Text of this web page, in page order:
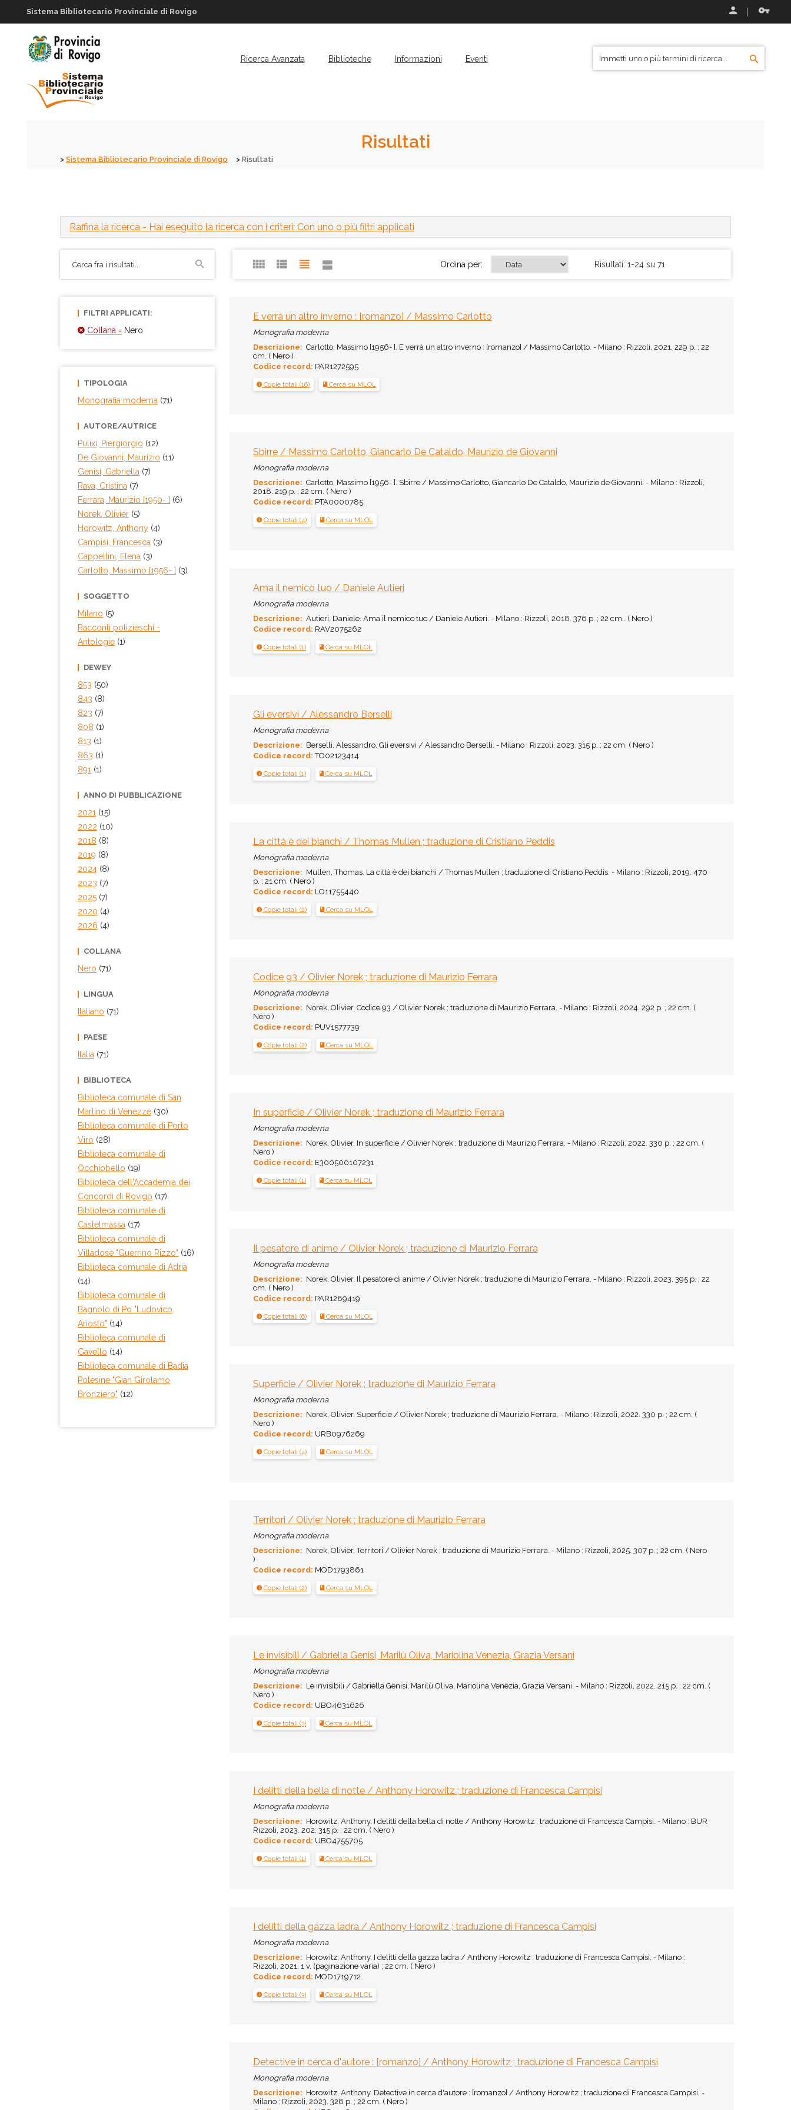
Sistema Bibliotecario Provinciale di Rovigo
Ricerca Avanzata Biblioteche Informazioni Eventi
Risultati
Sistema Bibliotecario Provinciale di Rovigo Risultati
Raffina la ricerca - Hai eseguito la ricerca con i criteri: Con uno o più filtri applicati
Ordina per: Risultati: 1-24 su 71
E verrà un altro inverno : [romanzo] / Massimo Carlotto
Monografia moderna
Descrizione: Carlotto, Massimo [1956- ]. E verrà un altro inverno : [romanzo] / Massimo Carlotto. - Milano : Rizzoli, 2021. 229 p. ; 22
cm. ( Nero )
Codice record: PAR1272595
Copie totali (16) Cerca su MLOL
Sbirre / Massimo Carlotto, Giancarlo De Cataldo, Maurizio de Giovanni
Monografia moderna
Descrizione: Carlotto, Massimo [1956- ]. Sbirre / Massimo Carlotto, Giancarlo De Cataldo, Maurizio de Giovanni. - Milano : Rizzoli,
2018. 219 p. ; 22 cm. ( Nero )
Codice record: PTA0000785
Copie totali (4) Cerca su MLOL
Ama il nemico tuo / Daniele Autieri
Monografia moderna
Descrizione: Autieri, Daniele. Ama il nemico tuo / Daniele Autieri. - Milano : Rizzoli, 2018. 376 p. ; 22 cm.. ( Nero )
Codice record: RAV2075262
Copie totali (1) Cerca su MLOL
Gli eversivi / Alessandro Berselli
Monografia moderna
Descrizione: Berselli, Alessandro. Gli eversivi / Alessandro Berselli. - Milano : Rizzoli, 2023. 315 p. ; 22 cm. ( Nero )
Codice record: TO02123414
Copie totali (1) Cerca su MLOL
La città è dei bianchi / Thomas Mullen ; traduzione di Cristiano Peddis
Monografia moderna
Descrizione: Mullen, Thomas. La città è dei bianchi / Thomas Mullen ; traduzione di Cristiano Peddis. - Milano : Rizzoli, 2019. 470
p. ; 21 cm. ( Nero )
Codice record: LO11755440
Copie totali (2) Cerca su MLOL
Codice 93 / Olivier Norek ; traduzione di Maurizio Ferrara
Monografia moderna
Descrizione: Norek, Olivier. Codice 93 / Olivier Norek ; traduzione di Maurizio Ferrara. - Milano : Rizzoli, 2024. 292 p. ; 22 cm. (
Nero )
Codice record: PUV1577739
Copie totali (2) Cerca su MLOL
In superficie / Olivier Norek ; traduzione di Maurizio Ferrara
Monografia moderna
Descrizione: Norek, Olivier. In superficie / Olivier Norek ; traduzione di Maurizio Ferrara. - Milano : Rizzoli, 2022. 330 p. ; 22 cm. (
Nero )
Codice record: E300500107231
Copie totali (1) Cerca su MLOL
Il pesatore di anime / Olivier Norek ; traduzione di Maurizio Ferrara
Monografia moderna
Descrizione: Norek, Olivier. Il pesatore di anime / Olivier Norek ; traduzione di Maurizio Ferrara. - Milano : Rizzoli, 2023. 395 p. ; 22
cm. ( Nero )
Codice record: PAR1289419
Copie totali (6) Cerca su MLOL
Superficie / Olivier Norek ; traduzione di Maurizio Ferrara
Monografia moderna
Descrizione: Norek, Olivier. Superficie / Olivier Norek ; traduzione di Maurizio Ferrara. - Milano : Rizzoli, 2022. 330 p. ; 22 cm. (
Nero )
Codice record: URB0976269
Copie totali (4) Cerca su MLOL
Territori / Olivier Norek ; traduzione di Maurizio Ferrara
Monografia moderna
Descrizione: Norek, Olivier. Territori / Olivier Norek ; traduzione di Maurizio Ferrara. - Milano : Rizzoli, 2025. 307 p. ; 22 cm. ( Nero
)
Codice record: MOD1793861
Copie totali (2) Cerca su MLOL
Le invisibili / Gabriella Genisi, Marilù Oliva, Mariolina Venezia, Grazia Versani
Monografia moderna
Descrizione: Le invisibili / Gabriella Genisi, Marilù Oliva, Mariolina Venezia, Grazia Versani. - Milano : Rizzoli, 2022. 215 p. ; 22 cm. (
Nero )
Codice record: UBO4631626
Copie totali (3) Cerca su MLOL
I delitti della bella di notte / Anthony Horowitz ; traduzione di Francesca Campisi
Monografia moderna
Descrizione: Horowitz, Anthony. I delitti della bella di notte / Anthony Horowitz ; traduzione di Francesca Campisi. - Milano : BUR
Rizzoli, 2023. 202; 315 p. ; 22 cm. ( Nero )
Codice record: UBO4755705
Copie totali (1) Cerca su MLOL
I delitti della gazza ladra / Anthony Horowitz ; traduzione di Francesca Campisi
Monografia moderna
Descrizione: Horowitz, Anthony. I delitti della gazza ladra / Anthony Horowitz ; traduzione di Francesca Campisi. - Milano :
Rizzoli, 2021. 1 v. (paginazione varia) ; 22 cm. ( Nero )
Codice record: MOD1719712
Copie totali (3) Cerca su MLOL
Detective in cerca d'autore : [romanzo] / Anthony Horowitz ; traduzione di Francesca Campisi
Monografia moderna
Descrizione: Horowitz, Anthony. Detective in cerca d'autore : [romanzo] / Anthony Horowitz ; traduzione di Francesca Campisi. -
Milano : Rizzoli, 2023. 328 p. ; 22 cm. ( Nero )
FILTRI APPLICATI:
Collana = Nero
TIPOLOGIA
Monografia moderna (71)
AUTORE/AUTRICE
Pulixi, Piergiorgio (12)
De Giovanni, Maurizio (11)
Genisi, Gabriella (7)
Rava, Cristina (7)
Ferrara, Maurizio [1950- ] (6)
Norek, Olivier (5)
Horowitz, Anthony (4)
Campisi, Francesca (3)
Cappellini, Elena (3)
Carlotto, Massimo [1956- ] (3)
SOGGETTO
Milano (5)
Racconti polizieschi -
Antologie (1)
DEWEY
853 (50)
843 (8)
823 (7)
808 (1)
813 (1)
863 (1)
891 (1)
ANNO DI PUBBLICAZIONE
2021 (15)
2022 (10)
2018 (8)
2019 (8)
2024 (8)
2023 (7)
2025 (7)
2020 (4)
2026 (4)
COLLANA
Nero (71)
LINGUA
Italiano (71)
PAESE
Italia (71)
BIBLIOTECA
Biblioteca comunale di San
Martino di Venezze (30)
Biblioteca comunale di Porto
Viro (28)
Biblioteca comunale di
Occhiobello (19)
Biblioteca dell'Accademia dei
Concordi di Rovigo (17)
Biblioteca comunale di
Castelmassa (17)
Biblioteca comunale di
Villadose "Guerrino Rizzo" (16)
Biblioteca comunale di Adria
(14)
Biblioteca comunale di
Bagnolo di Po "Ludovico
Ariosto" (14)
Biblioteca comunale di
Gavello (14)
Biblioteca comunale di Badia
Polesine "Gian Girolamo
Bronziero" (12)